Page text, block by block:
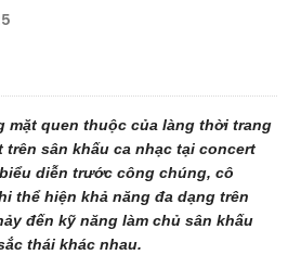
mặt quen thuộc của làng thời trang
trên sân khấu ca nhạc tại concert
diễn trước công chúng, cô
thể hiện khả năng đa dạng trên
đến kỹ năng làm chủ sân khấu
thái khác nhau.